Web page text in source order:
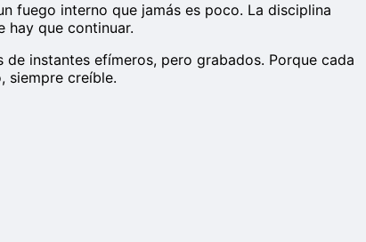
fuego interno que jamás es poco. La disciplina
hay que continuar.
instantes efímeros, pero grabados. Porque cada
siempre creíble.